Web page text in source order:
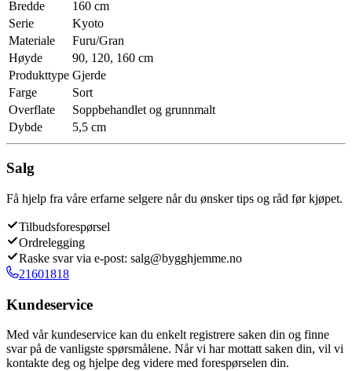
Bredde
160 cm
Serie
Kyoto
Materiale
Furu/Gran
Høyde
90, 120, 160 cm
Produkttype Gjerde
Farge
Sort
Overflate
Soppbehandlet og grunnmalt
Dybde
5,5 cm
Salg
Få hjelp fra våre erfarne selgere når du ønsker tips og råd før kjøpet.
Tilbudsforespørsel
Ordrelegging
Raske svar via e-post: salg@bygghjemme.no
21601818
Kundeservice
Med vår kundeservice kan du enkelt registrere saken din og finne
svar på de vanligste spørsmålene. Når vi har mottatt saken din, vil vi
kontakte deg og hjelpe deg videre med forespørselen din.